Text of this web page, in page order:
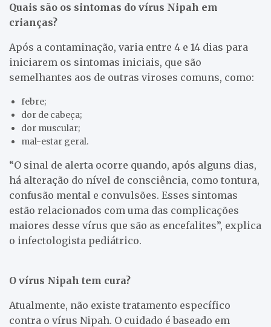
Quais são os sintomas do vírus Nipah em
crianças?
Após a contaminação, varia entre 4 e 14 dias para
iniciarem os sintomas iniciais, que são
semelhantes aos de outras viroses comuns, como:
febre;
dor de cabeça;
dor muscular;
mal-estar geral.
“O sinal de alerta ocorre quando, após alguns dias,
há alteração do nível de consciência, como tontura,
confusão mental e convulsões. Esses sintomas
estão relacionados com uma das complicações
maiores desse vírus que são as encefalites”, explica
o infectologista pediátrico.
O vírus Nipah tem cura?
Atualmente, não existe tratamento específico
contra o vírus Nipah. O cuidado é baseado em